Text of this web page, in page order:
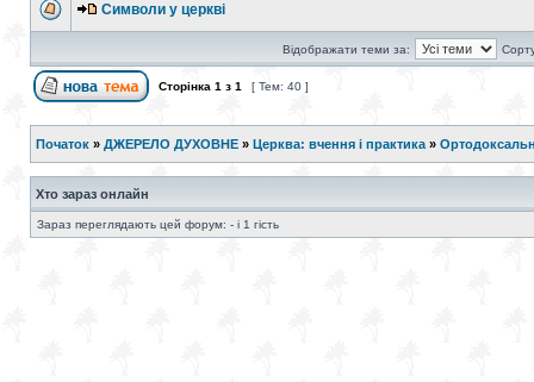
Символи у церкві
Відображати теми за:
Сторінка 1 з 1 [ Тем: 40 ]
Початок » ДЖЕРЕЛО ДУХОВНЕ » Церква: вчення і практика »
Хто зараз онлайн
Зараз переглядають цей форум: - і 1 гість